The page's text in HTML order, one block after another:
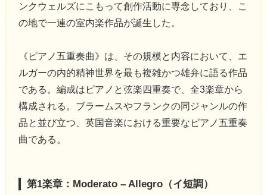
ンクウェルズにこもって創作活動に専念しており、こ
の地で一連の室内楽作品が誕生した。
《ピアノ五重奏曲》は、その規模と内容において、エ
ルガーの内的精神世界を最も複雑かつ雄弁に語る作品
である。編成はピアノと弦楽四重奏で、全3楽章から
構成される。ブラームスやフランクの同ジャンルの作
品と並び立つ、英国音楽における重要なピアノ五重奏
曲である。
第1楽章：Moderato – Allegro（イ短調）